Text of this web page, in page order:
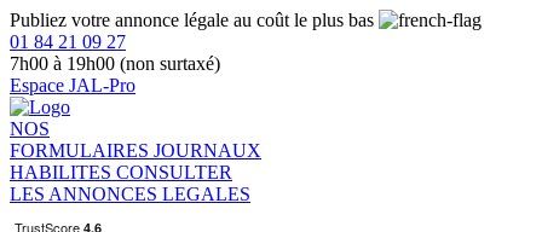
Publiez votre annonce légale au coût le plus bas
01 84 21 09 27
7h00 à 19h00 (non surtaxé)
Espace JAL-Pro
NOS
FORMULAIRES JOURNAUX
HABILITES CONSULTER
LES ANNONCES LEGALES